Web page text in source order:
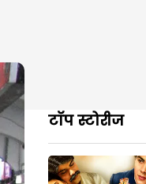
टॉप स्टोरीज